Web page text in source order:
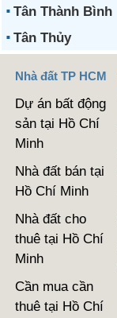
Tân Thành Bình
Tân Thủy
Nhà đất TP HCM
Dự án bất động
sản tại Hồ Chí
Minh
Nhà đất bán tại
Hồ Chí Minh
Nhà đất cho
thuê tại Hồ Chí
Minh
Cần mua cần
thuê tại Hồ Chí